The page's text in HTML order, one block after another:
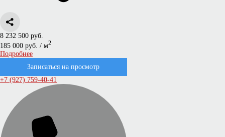
8 232 500 руб.
185 000 руб. / м2
Подробнее
Записаться на просмотр
+7 (927) 759-40-41